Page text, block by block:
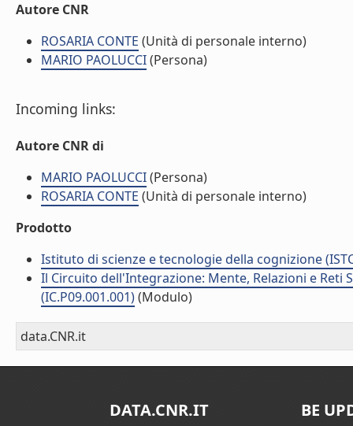
Autore CNR
ROSARIA CONTE (Unità di personale interno)
MARIO PAOLUCCI(Persona)
Incoming links:
Autore CNR di
MARIO PAOLUCCI(Persona)
ROSARIA CONTE (Unità di personale interno)
Prodotto
Istituto di scienze e tecnologie della cognizione
Il Circuito dell'Integrazione: Mente, Relazioni e Reti
(IC.P09.001.001)(Modulo)
data.CNR.it
DATA.CNR.IT BE